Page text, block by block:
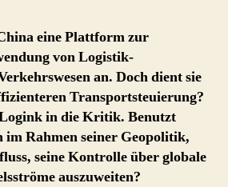
mit
Logistik-
Plattform
Einfluss
auszubauen
?
eine Plattform zur
von Logistik-
an. Doch dient sie
Transportsteuierung?
in die Kritik. Benutzt
Rahmen seiner Geopolitik,
seine Kontrolle über globale
auszuweiten?